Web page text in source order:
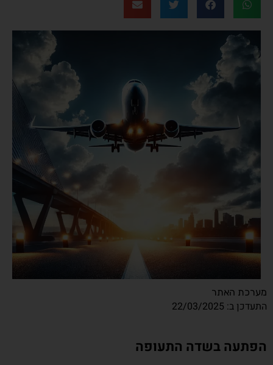
מערכת האתר
התעדכן ב: 22/03/2025
הפתעה בשדה התעופה